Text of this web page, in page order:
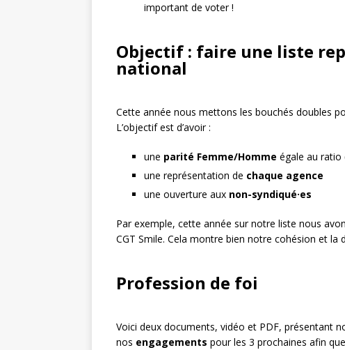
important de voter !
Objectif : faire une liste
national
Cette année nous mettons les bouchés doubles
L’objectif est d’avoir :
une parité Femme/Homme égale au ratio
une représentation de chaque agence
une ouverture aux non-syndiqué·es
Par exemple, cette année sur notre liste nous
CGT Smile. Cela montre bien notre cohésion et
Profession de foi
Voici deux documents, vidéo et PDF, présentant
nos engagements pour les 3 prochaines afin